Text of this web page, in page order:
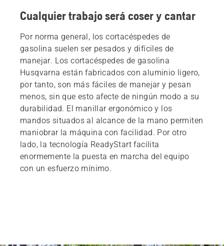
Cualquier trabajo será coser y cantar
Por norma general, los cortacéspedes de
gasolina suelen ser pesados y difíciles de
manejar. Los cortacéspedes de gasolina
Husqvarna están fabricados con aluminio ligero,
por tanto, son más fáciles de manejar y pesan
menos, sin que esto afecte de ningún modo a su
durabilidad. El manillar ergonómico y los
mandos situados al alcance de la mano permiten
maniobrar la máquina con facilidad. Por otro
lado, la tecnología ReadyStart facilita
enormemente la puesta en marcha del equipo
con un esfuerzo mínimo.